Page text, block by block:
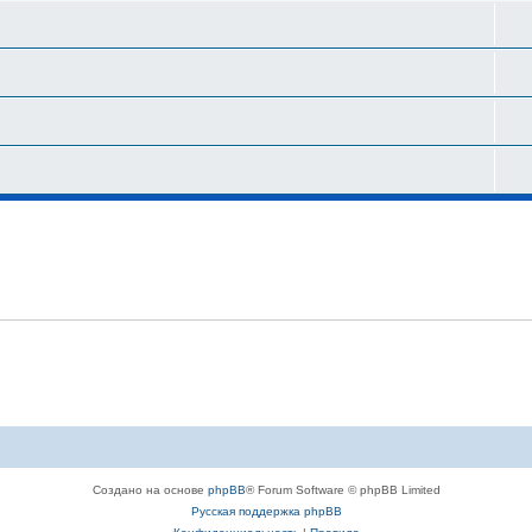
Создано на основе phpBB® Forum Software © phpBB Limited
Русская поддержка phpBB